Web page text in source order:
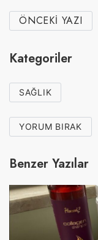
ÖNCEKI YAZI
Kategoriler
SAĞLIK
YORUM BIRAK
Benzer Yazılar